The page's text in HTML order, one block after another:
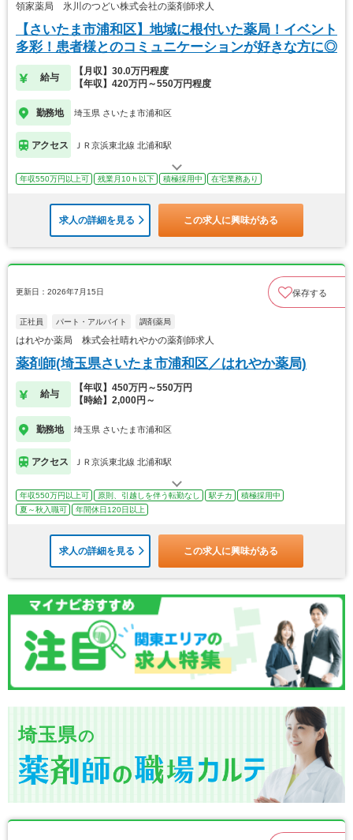
領家薬局 氷川のつどい株式会社の薬剤師求人
【さいたま市浦和区】地域に根付いた薬局！イベント
多彩！患者様とのコミュニケーションが好きな方に◎
給与
【月収】30.0万円程度
【年収】420万円～550万円程度
勤務地 埼玉県 さいたま市浦和区
アクセス ＪＲ京浜東北線 北浦和駅
年収550万円以上可 残業月10ｈ以下 積極採用中 在宅業務あり
求人の詳細を見る この求人に興味がある
更新日：2026年7月15日 保存する
正社員 パート・アルバイト 調剤薬局
はれやか薬局 株式会社晴れやかの薬剤師求人
薬剤師(埼玉県さいたま市浦和区／はれやか薬局)
給与
【年収】450万円～550万円
【時給】2,000円～
勤務地 埼玉県 さいたま市浦和区
アクセス ＪＲ京浜東北線 北浦和駅
年収550万円以上可 原則、引越しを伴う転勤なし 駅チカ
積極採用中
夏～秋入職可
年間休日120日以上
求人の詳細を見る この求人に興味がある
埼玉県の